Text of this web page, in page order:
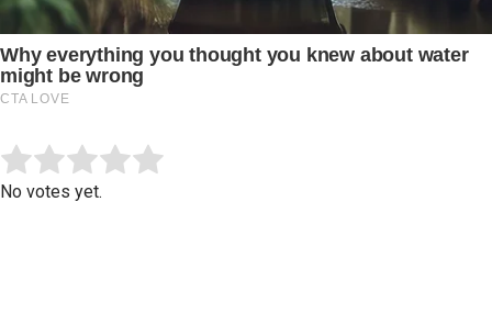
Rate this item:
No votes yet.